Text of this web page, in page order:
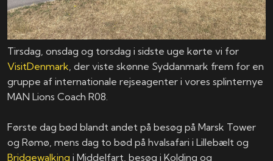
Tirsdag, onsdag og torsdag i sidste uge kørte vi for
VisitDenmark , der viste skønne Syddanmark frem for en
gruppe af internationale rejseagenter i vores splinternye
MAN Lions Coach R08.
Første dag bød blandt andet på besøg på Marsk Tower
og Rømø, mens dag to bød på hvalsafari i Lillebælt og
Bridgewalking i Middelfart, besøg i Kolding og